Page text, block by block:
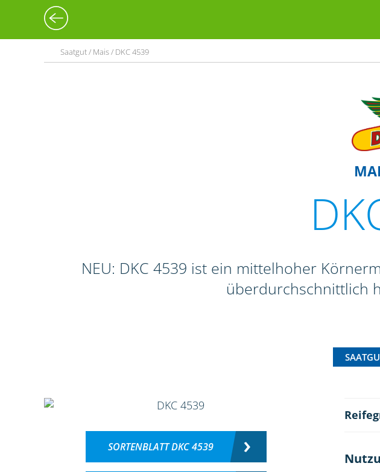
Saatgut / Mais / DKC 4539
NEU: DKC 4539 ist ein mittelhoher
überdurchschnittlich
SORTENBLATT DKC 4539